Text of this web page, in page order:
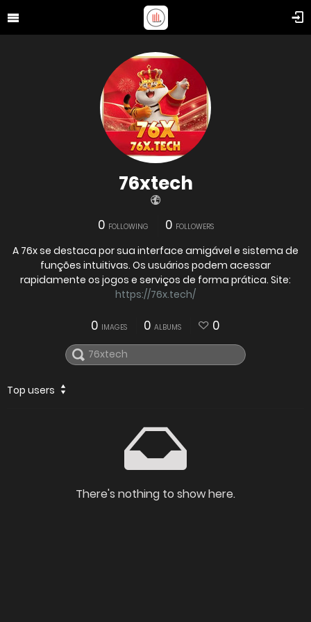
76xtech
0 FOLLOWING 0 FOLLOWERS
A 76x se destaca por sua interface amigável e sistema de
funções intuitivas. Os usuários podem acessar
rapidamente os jogos e serviços de forma prática. Site:
https://76x.tech/
0 IMAGES 0 ALBUMS 0
Top users
There's nothing to show here.